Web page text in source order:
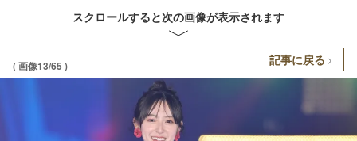
スクロールすると次の画像が表示されます
( 画像13/65 ) 記事に戻る